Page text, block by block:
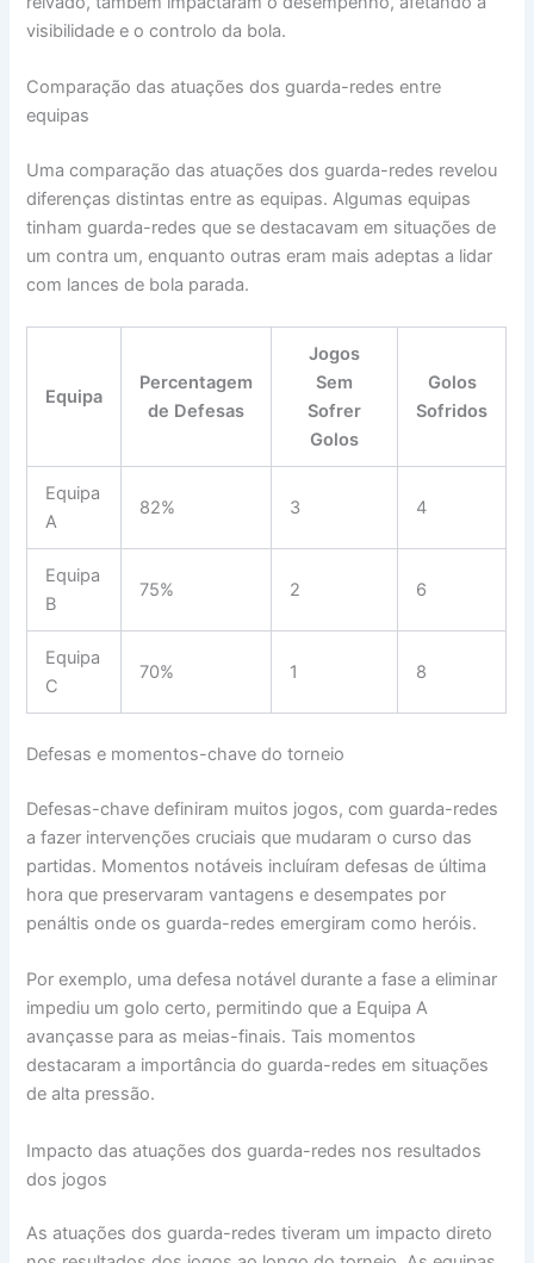
visibilidade e o controlo da bola.
Comparação das atuações dos guarda-redes entre
equipas
Uma comparação das atuações dos guarda-redes revelou
diferenças distintas entre as equipas. Algumas equipas
tinham guarda-redes que se destacavam em situações de
um contra um, enquanto outras eram mais adeptas a lidar
com lances de bola parada.
Equipa
Percentagem
de Defesas
Jogos
Sem
Sofrer
Golos
Golos
Sofridos
Equipa
A
82% 3 4
Equipa
B
75% 2 6
Equipa
C
70% 1 8
Defesas e momentos-chave do torneio
Defesas-chave definiram muitos jogos, com guarda-redes
a fazer intervenções cruciais que mudaram o curso das
partidas. Momentos notáveis incluíram defesas de última
hora que preservaram vantagens e desempates por
penáltis onde os guarda-redes emergiram como heróis.
Por exemplo, uma defesa notável durante a fase a eliminar
impediu um golo certo, permitindo que a Equipa A
avançasse para as meias-finais. Tais momentos
destacaram a importância do guarda-redes em situações
de alta pressão.
Impacto das atuações dos guarda-redes nos resultados
dos jogos
As atuações dos guarda-redes tiveram um impacto direto